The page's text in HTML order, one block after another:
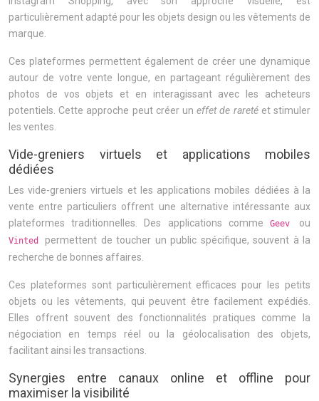
particulièrement adapté pour les objets design ou les vêtements de
marque.
Ces plateformes permettent également de créer une dynamique
autour de votre vente longue, en partageant régulièrement des
photos de vos objets et en interagissant avec les acheteurs
potentiels. Cette approche peut créer uneffet de rareté et stimuler
les ventes.
Vide-greniers virtuels et applications mobiles
dédiées
Les vide-greniers virtuels et les applications mobiles dédiées à la
vente entre particuliers offrent une alternative intéressante aux
plateformes traditionnelles. Des applications comme Geev ou
Vinted permettent de toucher un public spécifique, souvent à la
recherche de bonnes affaires.
Ces plateformes sont particulièrement efficaces pour les petits
objets ou les vêtements, qui peuvent être facilement expédiés.
Elles offrent souvent des fonctionnalités pratiques comme la
négociation en temps réel ou la géolocalisation des objets,
facilitant ainsi les transactions.
Synergies entre canaux online et offline pour
maximiser la visibilité